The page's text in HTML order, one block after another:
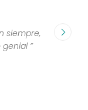
siempre,
”